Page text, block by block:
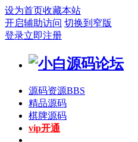
设为首页收藏本站
开启辅助访问 切换到窄版
登录立即注册
源码资源BBS
精品源码
棋牌源码
vip开通